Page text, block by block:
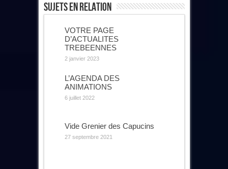
Sujets En Relation
VOTRE PAGE
D’ACTUALITES
TREBEENNES
2 janvier 2023
L’AGENDA DES
ANIMATIONS
6 juillet 2022
Vide Grenier des Capucins
27 septembre 2021